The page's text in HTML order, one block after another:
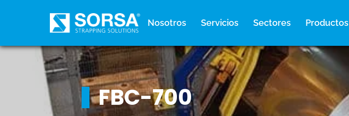
Nosotros Servicios Sectores Productos
FBC-700